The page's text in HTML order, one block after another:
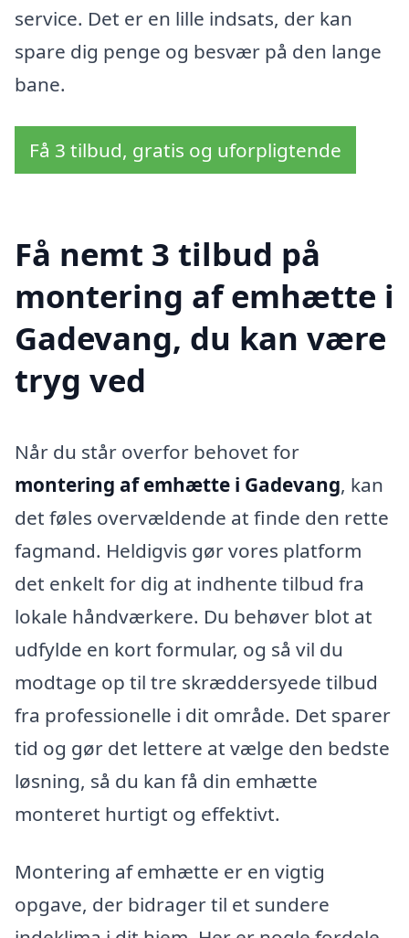
service. Det er en lille indsats, der kan
spare dig penge og besvær på den lange
bane.
Få 3 tilbud, gratis og uforpligtende
Få nemt 3 tilbud på
montering af emhætte i
Gadevang, du kan være
tryg ved
Når du står overfor behovet for
montering af emhætte i Gadevang, kan
det føles overvældende at finde den rette
fagmand. Heldigvis gør vores platform
det enkelt for dig at indhente tilbud fra
lokale håndværkere. Du behøver blot at
udfylde en kort formular, og så vil du
modtage op til tre skræddersyede tilbud
fra professionelle i dit område. Det sparer
tid og gør det lettere at vælge den bedste
løsning, så du kan få din emhætte
monteret hurtigt og effektivt.
Montering af emhætte er en vigtig
opgave, der bidrager til et sundere